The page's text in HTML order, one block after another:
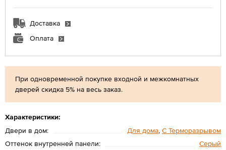
При одновременной покупке входной и межкомнатных
дверей скидка 5% на весь заказ.
Характеристики:
Двери в дом:
Для дома, С Терморазрывом
Оттенок внутренней панели:
Серый
Доставка
Оплата